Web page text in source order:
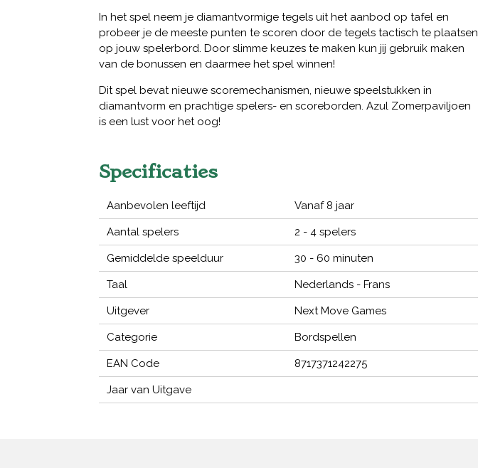
In het spel neem je diamantvormige tegels uit het aanbod op tafel en
probeer je de meeste punten te scoren door de tegels tactisch te plaatsen
op jouw spelerbord. Door slimme keuzes te maken kun jij gebruik maken
van de bonussen en daarmee het spel winnen!
Dit spel bevat nieuwe scoremechanismen, nieuwe speelstukken in
diamantvorm en prachtige spelers- en scoreborden. Azul Zomerpaviljoen
is een lust voor het oog!
Specificaties
Aanbevolen leeftijd Vanaf 8 jaar
Aantal spelers 2 - 4 spelers
Gemiddelde speelduur 30 - 60 minuten
Taal Nederlands - Frans
Uitgever Next Move Games
Categorie Bordspellen
EAN Code 8717371242275
Jaar van Uitgave